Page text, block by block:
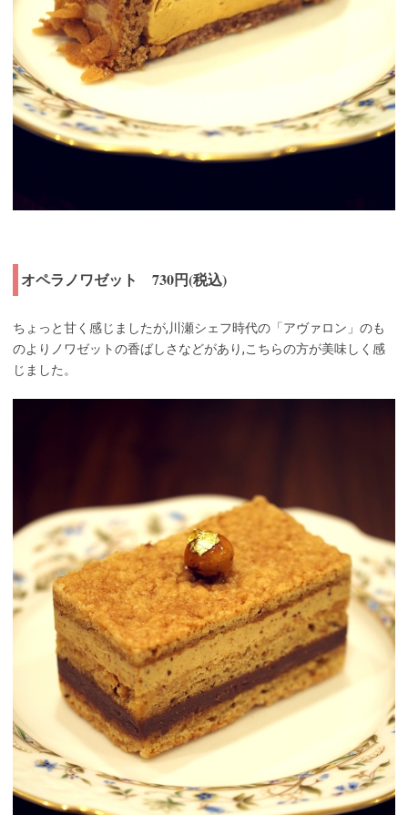
オペラノワゼット 730円(税込)
ちょっと甘く感じましたが,川瀬シェフ時代の「アヴァロン」のも
のよりノワゼットの香ばしさなどがあり,こちらの方が美味しく感
じました。